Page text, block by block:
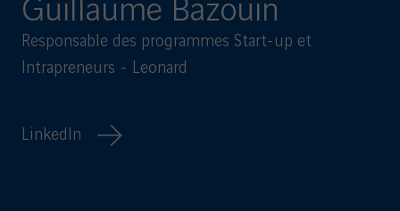
Guillaume Bazouin
Responsable des programmes Start-up et
Intrapreneurs - Leonard
LinkedIn